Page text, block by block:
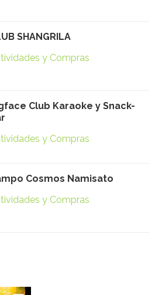
SHANGRILA
y Compras
Club Karaoke y Snack-
y Compras
Cosmos Namisato
y Compras